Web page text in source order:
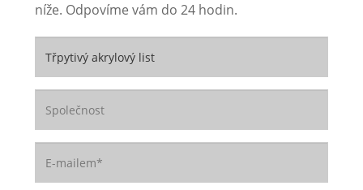
níže. Odpovíme vám do 24 hodin.